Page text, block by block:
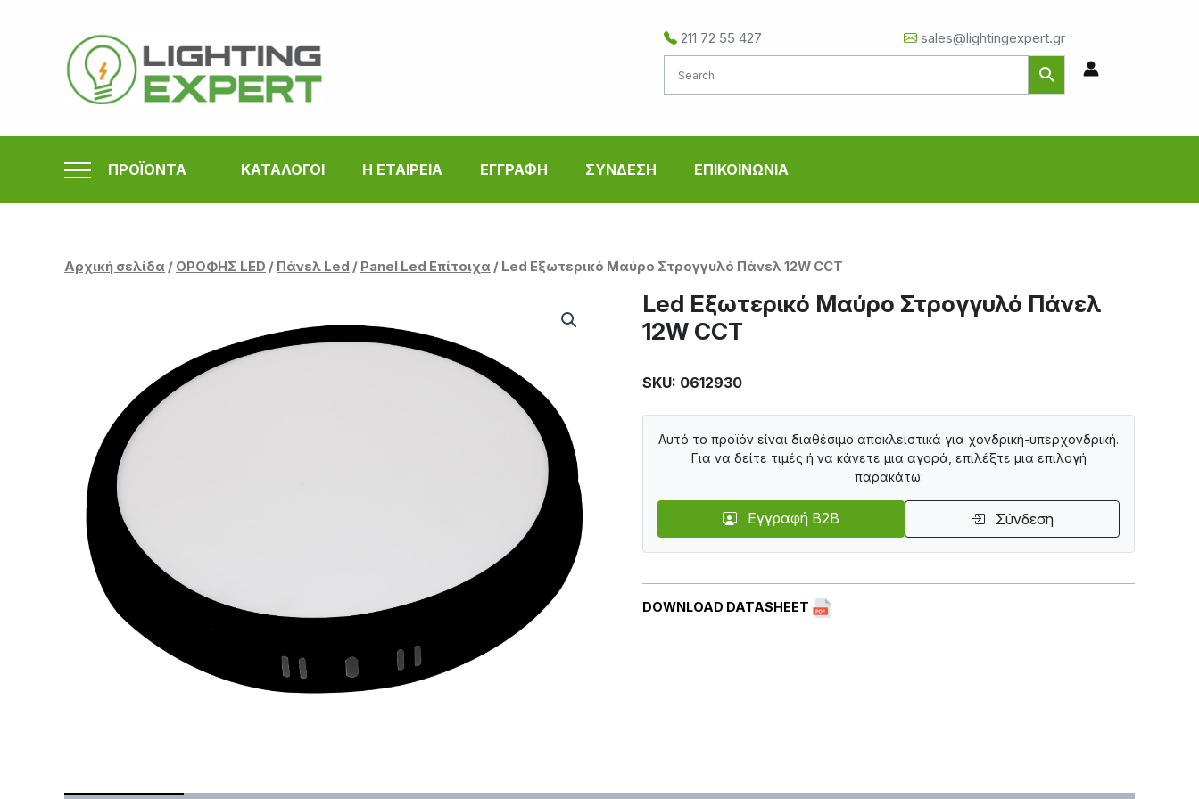
περιεχόμενο
211 72 55 427 sales@lightingexpert.gr
ΠΡΟΪΟΝΤΑ ΚΑΤΑΛΟΓΟΙ Η ΕΤΑΙΡΕΙΑ ΕΓΓΡΑΦΗ ΣΥΝΔΕΣΗ ΕΠΙΚΟΙΝΩΝΙΑ
Αρχική σελίδα / ΟΡΟΦΗΣ LED / Πάνελ Led / Panel Led Επίτοιχα / Led Εξωτερικό Μαύρο Στρογγυλό Πάνελ 12W CCT
Led Εξωτερικό Μαύρο Στρογγυλό Πάνελ
12W CCT
SKU: 0612930
DOWNLOAD DATASHEET
Αυτό το προϊόν είναι διαθέσιμο αποκλειστικά για χονδρική-υπερχονδρική.
Για να δείτε τιμές ή να κάνετε μια αγορά, επιλέξτε μια επιλογή
παρακάτω:
Εγγραφή B2B Σύνδεση